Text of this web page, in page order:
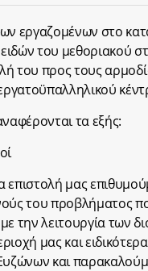
εργαζομένων στο
του μεθοριακού
του προς τους
τα εξής:
μας
του προβλήματος
την λειτουργία των
μας και
και